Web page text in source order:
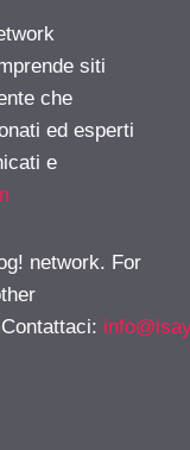
siti
che
ed esperti
e
network. For
: